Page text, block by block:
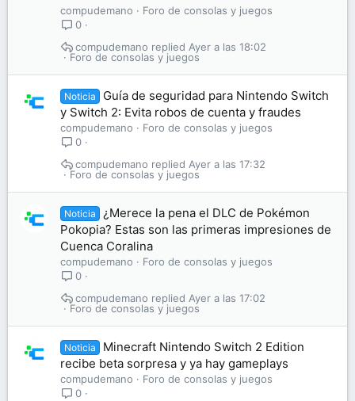
compudemano
Foro de consolas y juegos
0
Foro de consolas y juegos
Ayer a las 18:02
compudemano
Noticia
Guía de seguridad para Nintendo Switch
y Switch 2: Evita robos de cuenta y fraudes
compudemano
Foro de consolas y juegos
0
Foro de consolas y juegos
Ayer a las 17:32
compudemano
Noticia
¿Merece la pena el DLC de Pokémon
Pokopia? Estas son las primeras impresiones de
Cuenca Coralina
compudemano
Foro de consolas y juegos
0
Foro de consolas y juegos
Ayer a las 17:02
compudemano
Noticia
Minecraft Nintendo Switch 2 Edition
recibe beta sorpresa y ya hay gameplays
compudemano
Foro de consolas y juegos
0